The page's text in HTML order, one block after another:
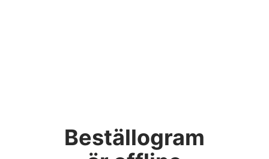
Beställogram